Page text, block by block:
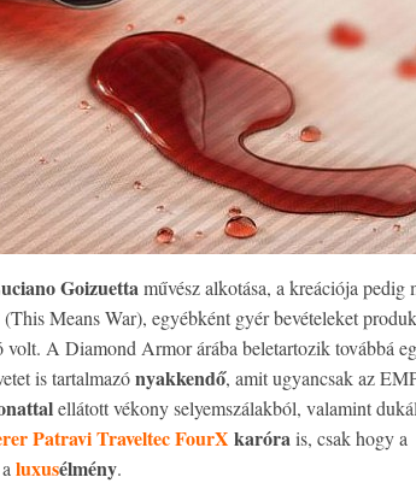
Goizuetta művész alkotása, a kreációja pedig
(This Means War), egyébként gyér bevételeket
A Diamond Armor árába beletartozik továbbá
is tartalmazónyakkendő, amit ugyancsak az
ellátott vékony selyemszálakból, valamint
Patravi Traveltec FourX karóra is, csak hogy a
luxusélmény.